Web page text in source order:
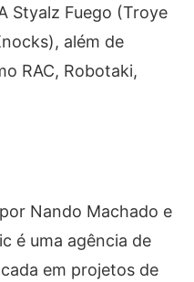
Styalz Fuego (Troye
além de
RAC, Robotaki,
Nando Machado e
é uma agência de
em projetos de